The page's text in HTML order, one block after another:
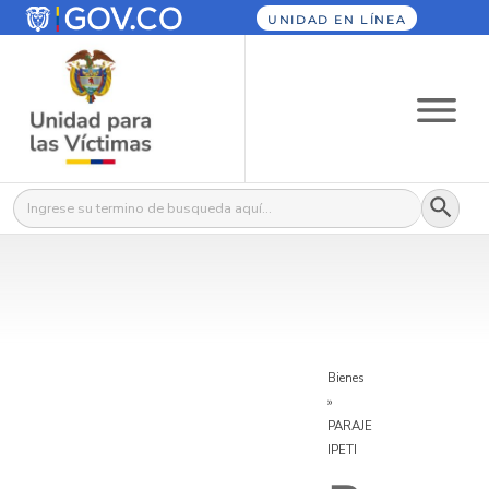
UNIDAD EN LÍNEA
Buscar: Botón
Bienes
»
PARAJE
IPETI